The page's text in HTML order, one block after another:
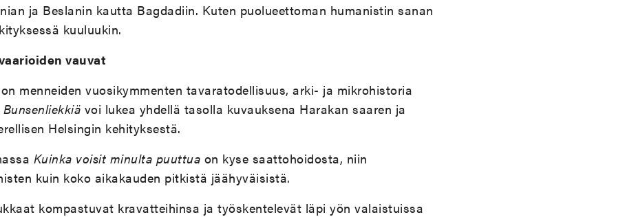
ja Beslanin kautta Bagdadiin. Kuten puolueettoman humanistin sanan
kuuluukin.
vauvat
on menneiden vuosikymmenten tavaratodellisuus, arki- ja mikrohistoria
Bunsenliekkiä voi lukea yhdellä tasolla kuvauksena Harakan saaren ja
Helsingin kehityksestä.
Kuinka voisit minulta puuttua on kyse saattohoidosta, niin
kuin koko aikakauden pitkistä jäähyväisistä.
kompastuvat kravatteihinsa ja työskentelevät läpi yön valaistuissa